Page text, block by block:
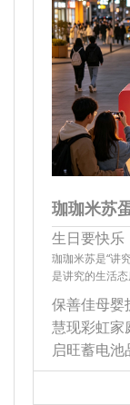
珈珈米苏
生日要快乐
珈珈米苏是“讲
是讲究的生活
保善佳母婴
慧现彩虹家
启旺蓄电池